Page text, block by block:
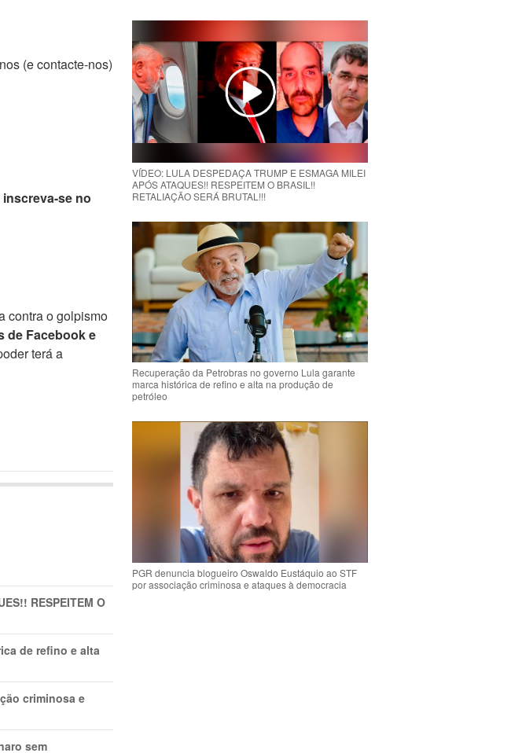
(e contacte-nos)
se no
contra o golpismo
de Facebook e
terá a
RESPEITEM O
de refino e alta
criminosa e
sem
VÍDEO: LULA DESPEDAÇA TRUMP E ESMAGA MILEI
APÓS ATAQUES!! RESPEITEM O BRASIL!!
RETALIAÇÃO SERÁ BRUTAL!!!
Recuperação da Petrobras no governo Lula garante
marca histórica de refino e alta na produção de
petróleo
PGR denuncia blogueiro Oswaldo Eustáquio ao STF
por associação criminosa e ataques à democracia